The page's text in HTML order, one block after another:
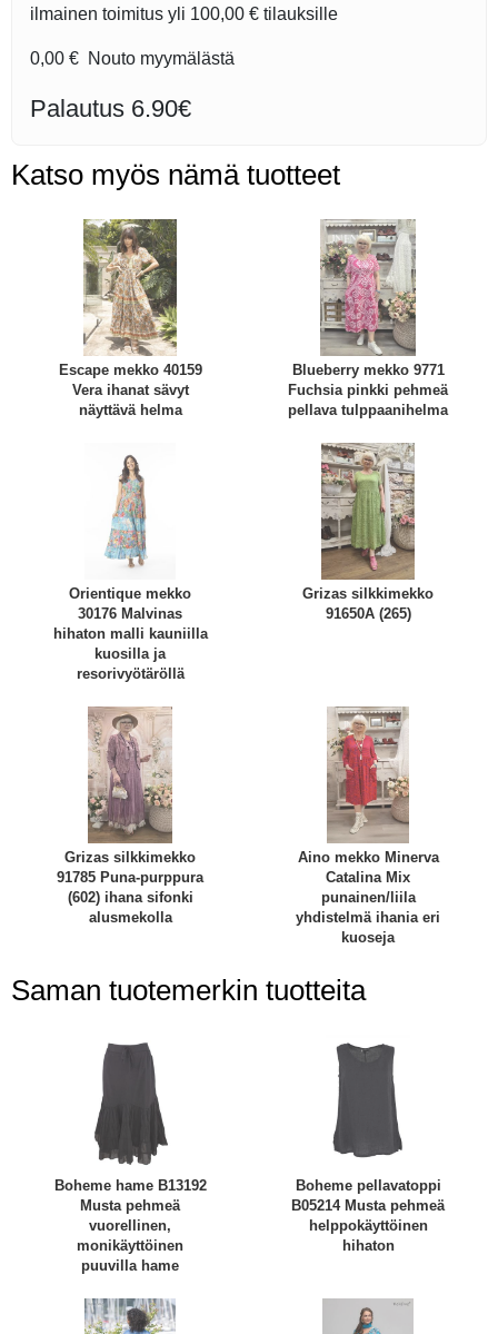
ilmainen toimitus yli 100,00 € tilauksille
0,00 € Nouto myymälästä
Palautus 6.90€
Katso myös nämä tuotteet
Escape mekko 40159
Vera ihanat sävyt
näyttävä helma
Blueberry mekko 9771
Fuchsia pinkki pehmeä
pellava tulppaanihelma
Orientique mekko
30176 Malvinas
hihaton malli kauniilla
kuosilla ja
resorivyötäröllä
Grizas silkkimekko
91650A (265)
Grizas silkkimekko
91785 Puna-purppura
(602) ihana sifonki
alusmekolla
Aino mekko Minerva
Catalina Mix
punainen/liila
yhdistelmä ihania eri
kuoseja
Saman tuotemerkin tuotteita
Boheme hame B13192
Musta pehmeä
vuorellinen,
monikäyttöinen
puuvilla hame
Boheme pellavatoppi
B05214 Musta pehmeä
helppokäyttöinen
hihaton